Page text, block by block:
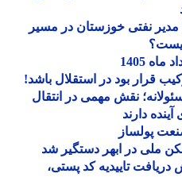
نفتی خوزستان در مسیر
قرار بود در استقلال باشد!
نقش مهمی در انتقال
دارند
تاییدیه کد پستی،